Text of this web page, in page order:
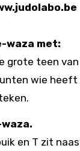
waza met:
grote teen
wie heeft
en T zit